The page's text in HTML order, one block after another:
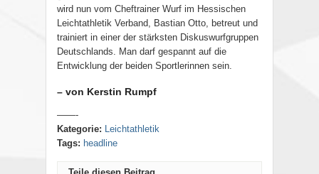
wird nun vom Cheftrainer Wurf im Hessischen
Leichtathletik Verband, Bastian Otto, betreut und
trainiert in einer der stärksten Diskuswurfgruppen
Deutschlands. Man darf gespannt auf die
Entwicklung der beiden Sportlerinnen sein.
– von Kerstin Rumpf
——-
Kategorie: Leichtathletik
Tags: headline